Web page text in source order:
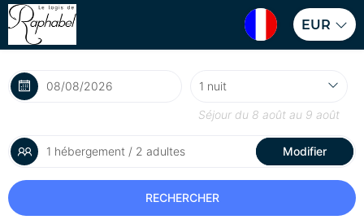
EUR
Séjour du 8 août au 9 août
1 hébergement / 2 adultes Modifier